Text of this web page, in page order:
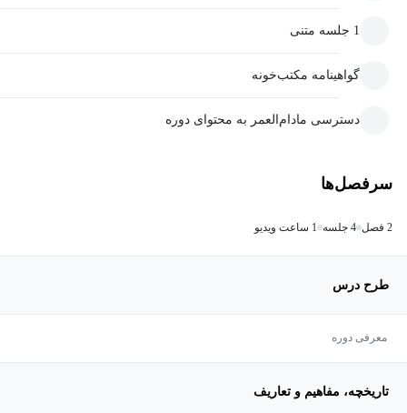
1 جلسه متنی
گواهینامه مکتب‌خونه
دسترسی مادام‌العمر به محتوای دوره
سرفصل‌ها
2 فصل 4 جلسه 1 ساعت ویدیو
طرح درس
معرفی دوره
تاریخچه، مفاهیم و تعاریف